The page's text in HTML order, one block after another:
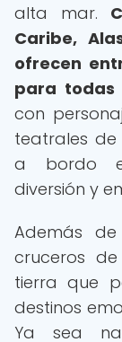
alta mar.
Caribe,
ofrecen
para todas
con
teatrales
a bordo
diversión y
Además
cruceros de
tierra que
destinos
Ya sea